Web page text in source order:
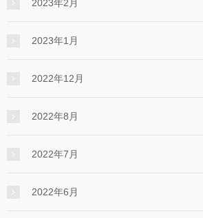
2023年2月
2023年1月
2022年12月
2022年8月
2022年7月
2022年6月